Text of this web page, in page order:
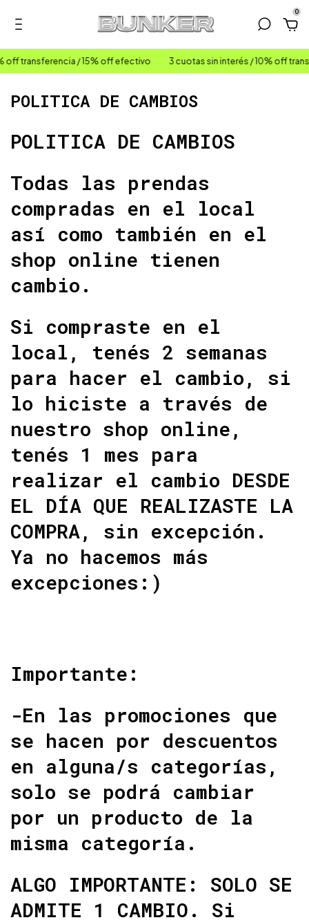
0
transferencia / 15% off efectivo 3 cuotas sin interés / 10% off
POLITICA DE CAMBIOS
POLITICA DE CAMBIOS
Todas las prendas
compradas en el local
así como también en el
shop online tienen
cambio.
Si compraste en el
local, tenés 2 semanas
para hacer el cambio, si
lo hiciste a través de
nuestro shop online,
tenés 1 mes para
realizar el cambio DESDE
EL DÍA QUE REALIZASTE LA
COMPRA, sin excepción.
Ya no hacemos más
excepciones:)
Importante:
-En las promociones que
se hacen por descuentos
en alguna/s categorías,
solo se podrá cambiar
por un producto de la
misma categoría.
ALGO IMPORTANTE: SOLO SE
ADMITE 1 CAMBIO. Si